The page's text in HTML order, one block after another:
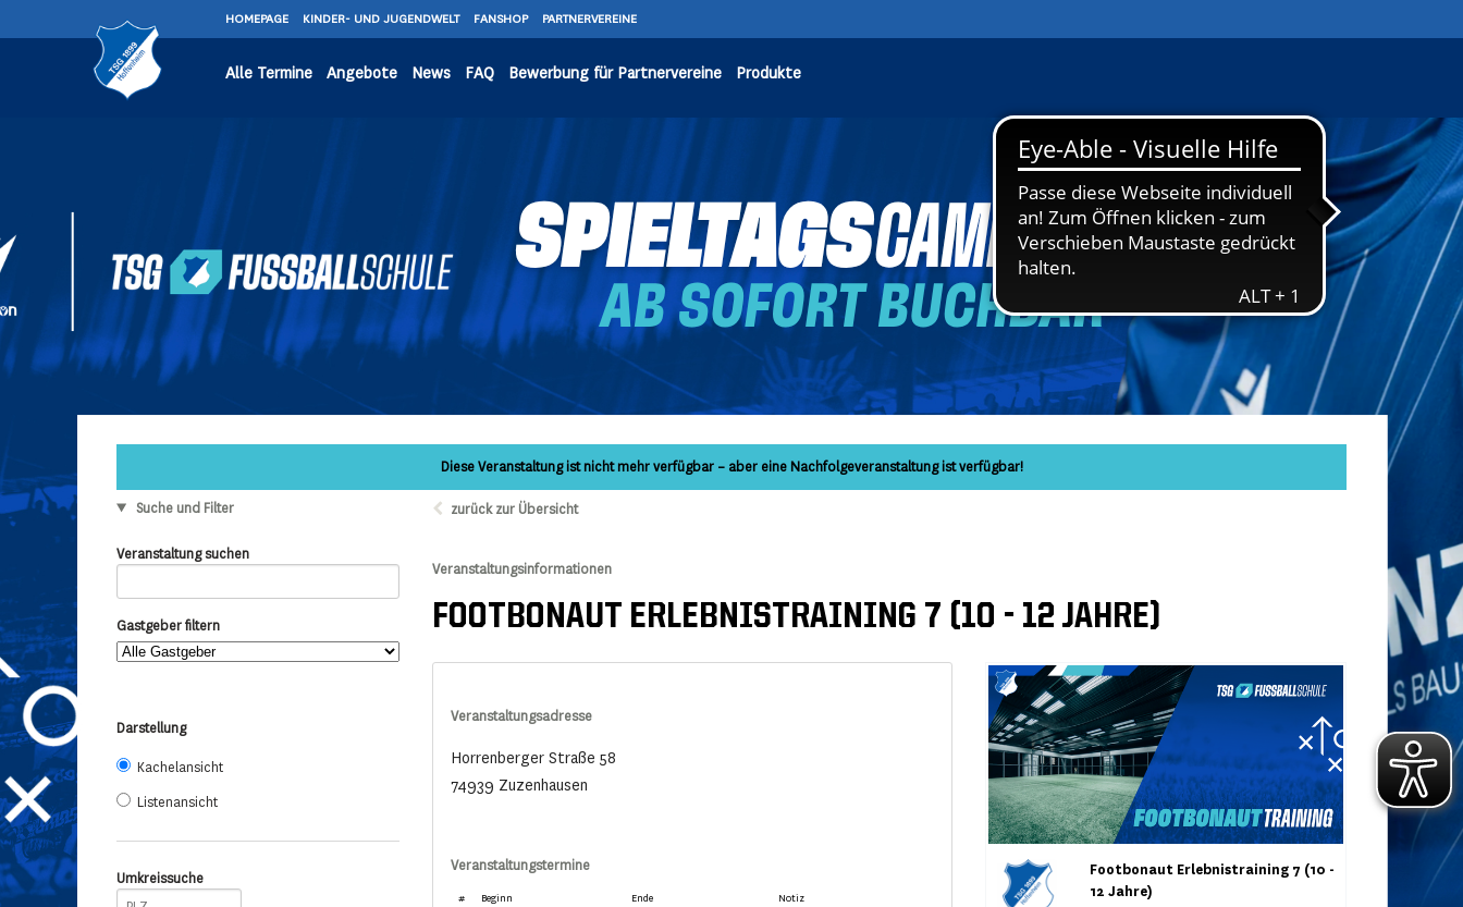
HOMEPAGE KINDER- UND JUGENDWELT FANSHOP PARTNERVEREINE
Alle Termine Angebote News FAQ Bewerbung für Partnervereine Produkte
Diese Veranstaltung ist nicht mehr verfügbar – aber eine Nachfolgeveranstaltung ist verfügbar!
Suche und Filter
Veranstaltung suchen
Gastgeber filtern
Darstellung
Kachelansicht
Listenansicht
Umkreissuche
zurück zur Übersicht
Veranstaltungsinformationen
FOOTBONAUT ERLEBNISTRAINING 7 (10 - 12 JAHRE)
Veranstaltungsadresse
Horrenberger Straße 58
74939 Zuzenhausen
Veranstaltungstermine
# Beginn Ende
Notiz
Footbonaut Erlebnistraining 7 (10 -
12 Jahre)